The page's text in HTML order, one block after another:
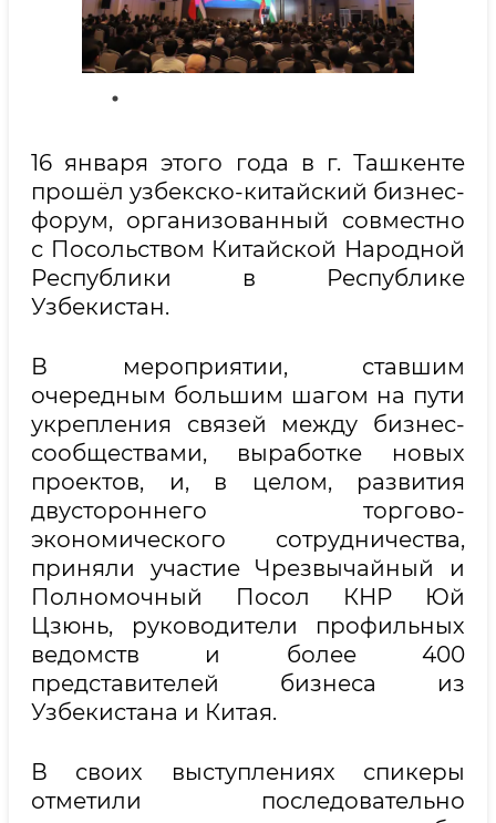
16 января этого года в г. Ташкенте
прошёл узбекско-китайский бизнес-
форум, организованный совместно
с Посольством Китайской Народной
Республики в Республике
Узбекистан.
В мероприятии, ставшим
очередным большим шагом на пути
укрепления связей между бизнес-
сообществами, выработке новых
проектов, и, в целом, развития
двустороннего торгово-
экономического сотрудничества,
приняли участие Чрезвычайный и
Полномочный Посол КНР Юй
Цзюнь, руководители профильных
ведомств и более 400
представителей бизнеса из
Узбекистана и Китая.
В своих выступлениях спикеры
отметили последовательно